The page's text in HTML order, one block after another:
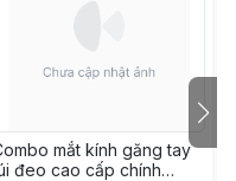
mắt kính găng tay
đeo cao cấp chính